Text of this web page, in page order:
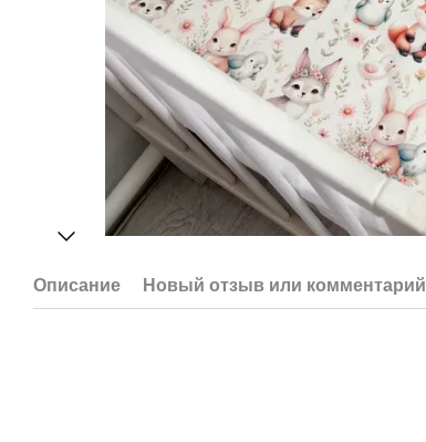
Описание Новый отзыв или комментарий